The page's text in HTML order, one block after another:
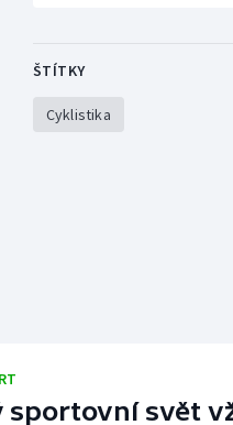
ŠTÍTKY
Cyklistika
sportovní svět